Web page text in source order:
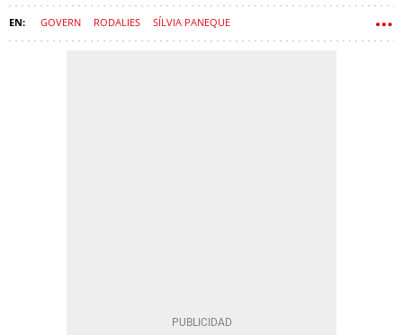
GOVERN RODALIES SÍLVIA PANEQUE